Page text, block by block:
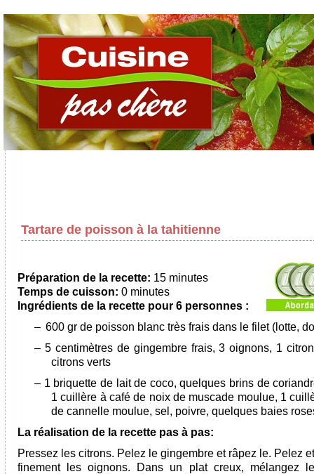
Tartare de poisson à la tahitienne
Préparation de la recette: 15 minutes
Temps de cuisson: 0 minutes
Ingrédients de la recette pour 6 personnes :
– 600 gr de poisson blanc très frais dans le filet (lotte,
– 5 centimètres de gingembre frais, 3 oignons, 1
citrons verts
– 1 briquette de lait de coco, quelques brins de
1 cuillère à café de noix de muscade moulue, 1
de cannelle moulue, sel, poivre, quelques baies
La réalisation de la recette pas à pas:
Pressez les citrons. Pelez le gingembre et râpez le. Pelez
finement les oignons. Dans un plat creux, mélangez